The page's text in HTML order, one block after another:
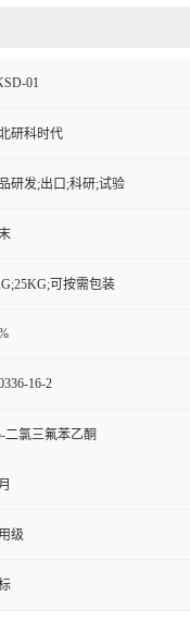
01
研科时代
研发;出口;科研;试验
可按需包装
16-2
二氯三氟苯乙酮
级